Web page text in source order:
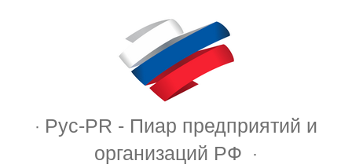
Рус-PR - Пиар предприятий и
организаций РФ